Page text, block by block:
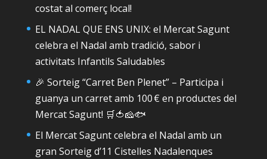
costat al comerç local!
EL NADAL QUE ENS UNIX: el Mercat Sagunt
celebra el Nadal amb tradició, sabor i
activitats Infantils Saludables
🎉 Sorteig “Carret Ben Plenet” – Participa i
guanya un carret amb 100 € en productes del
Mercat Sagunt! 🛒🍅🧀🐟
El Mercat Sagunt celebra el Nadal amb un
gran Sorteig d’11 Cistelles Nadalenques